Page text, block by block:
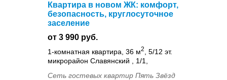
Квартира в новом ЖК: комфорт,
безопасность, круглосуточное
заселение
от 3 990 руб.
1-комнатная квартира, 36 м2
, 5/12 эт.
микрорайон Славянский , 1/1,
Сеть гостевых квартир Пять Звёзд